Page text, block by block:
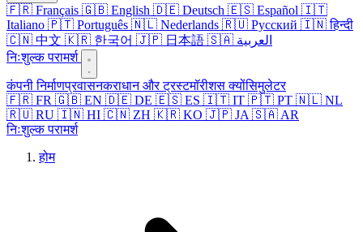
🇫🇷 Français 🇬🇧 English 🇩🇪 Deutsch 🇪🇸 Español 🇮🇹
Italiano 🇵🇹 Português 🇳🇱 Nederlands 🇷🇺 Русский 🇮🇳 हिन्दी
🇨🇳 中文 🇰🇷 한국어 🇯🇵 日本語
🇸🇦 العربية
निःशुल्क परामर्श
कंपनी निर्माणप्रवासनकराधान और ट्रस्टमॉरीशस क्योंसिमुलेटर
🇫🇷 FR 🇬🇧 EN 🇩🇪 DE 🇪🇸 ES 🇮🇹 IT 🇵🇹 PT 🇳🇱 NL
🇷🇺 RU 🇮🇳 HI 🇨🇳 ZH 🇰🇷 KO 🇯🇵 JA 🇸🇦 AR
निःशुल्क परामर्श
होम